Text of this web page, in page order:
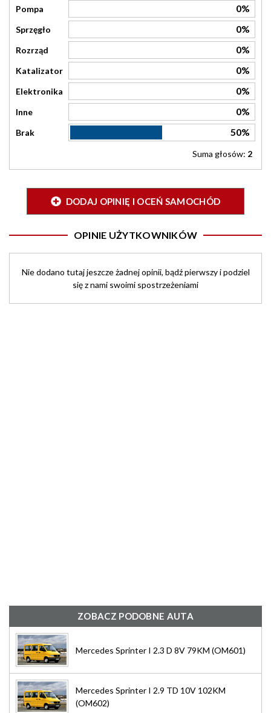
Pompa 0%
Sprzęgło 0%
Rozrząd 0%
Katalizator 0%
Elektronika 0%
Inne 0%
Brak 50%
Suma głosów: 2
DODAJ OPINIĘ I OCEŃ SAMOCHÓD
OPINIE UŻYTKOWNIKÓW
Nie dodano tutaj jeszcze żadnej opinii, bądź pierwszy i podziel
się z nami swoimi spostrzeżeniami
ZOBACZ PODOBNE AUTA
Mercedes Sprinter I 2.3 D 8V 79KM (OM601)
Mercedes Sprinter I 2.9 TD 10V 102KM
(OM602)